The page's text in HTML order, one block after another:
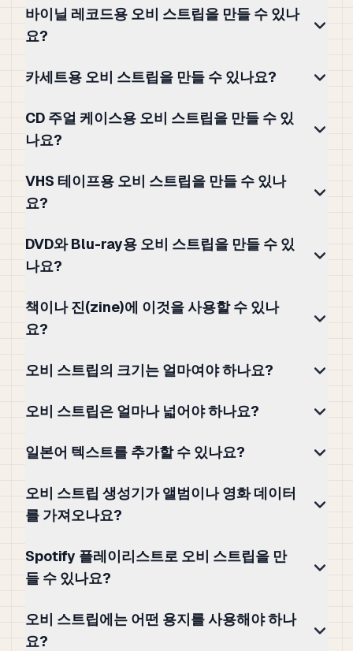
바이닐 레코드용 오비 스트립을 만들 수 있나
요?
카세트용 오비 스트립을 만들 수 있나요?
CD 주얼 케이스용 오비 스트립을 만들 수 있
나요?
VHS 테이프용 오비 스트립을 만들 수 있나
요?
DVD와 Blu-ray용 오비 스트립을 만들 수 있
나요?
책이나 진(zine)에 이것을 사용할 수 있나
요?
오비 스트립의 크기는 얼마여야 하나요?
오비 스트립은 얼마나 넓어야 하나요?
일본어 텍스트를 추가할 수 있나요?
오비 스트립 생성기가 앨범이나 영화 데이터
를 가져오나요?
Spotify 플레이리스트로 오비 스트립을 만
들 수 있나요?
오비 스트립에는 어떤 용지를 사용해야 하나
요?